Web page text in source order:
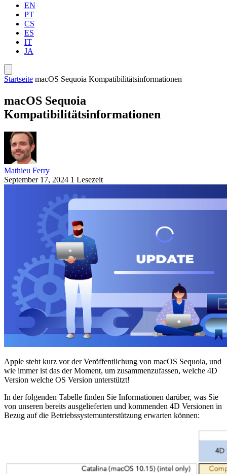
EN
PT
CS
ES
IT
JA
Startseite macOS Sequoia Kompatibilitätsinformationen
macOS Sequoia
Kompatibilitätsinformationen
Mathieu Ferry
September 17, 2024 1 Lesezeit
Apple steht kurz vor der Veröffentlichung von macOS Sequoia, und
wie immer ist das der Moment, um zusammenzufassen, welche 4D
Version welche OS Version unterstützt!
In der folgenden Tabelle finden Sie Informationen darüber, was Sie
von unseren bereits ausgelieferten und kommenden 4D Versionen in
Bezug auf die Betriebssystemunterstützung erwarten können: